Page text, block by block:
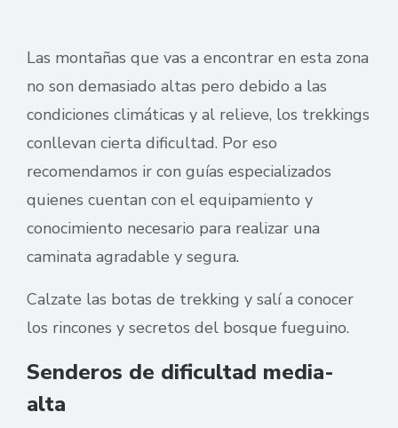
Las montañas que vas a encontrar en esta zona
no son demasiado altas pero debido a las
condiciones climáticas y al relieve, los trekkings
conllevan cierta dificultad. Por eso
recomendamos ir con guías especializados
quienes cuentan con el equipamiento y
conocimiento necesario para realizar una
caminata agradable y segura.
Calzate las botas de trekking y salí a conocer
los rincones y secretos del bosque fueguino.
Senderos de dificultad media-
alta